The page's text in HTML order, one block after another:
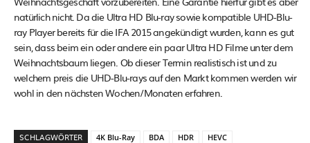
natürlich nicht. Da die Ultra HD Blu-ray sowie kompatible UHD-Blu-
ray Player bereits für die IFA 2015 angekündigt wurden, kann es gut
sein, dass beim ein oder andere ein paar Ultra HD Filme unter dem
Weihnachtsbaum liegen. Ob dieser Termin realistisch ist und zu
welchem preis die UHD-Blu-rays auf den Markt kommen werden wir
wohl in den nächsten Wochen/Monaten erfahren.
SCHLAGWÖRTER 4K Blu-Ray BDA HDR HEVC